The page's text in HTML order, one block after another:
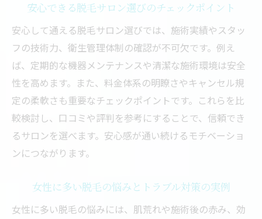
安心できる脱毛サロン選びのチェックポイント
安心して通える脱毛サロン選びでは、施術実績やスタッ
フの技術力、衛生管理体制の確認が不可欠です。例え
ば、定期的な機器メンテナンスや清潔な施術環境は安全
性を高めます。また、料金体系の明瞭さやキャンセル規
定の柔軟さも重要なチェックポイントです。これらを比
較検討し、口コミや評判を参考にすることで、信頼でき
るサロンを選べます。安心感が通い続けるモチベーショ
ンにつながります。
女性に多い脱毛の悩みとトラブル対策の実例
女性に多い脱毛の悩みには、肌荒れや施術後の赤み、効